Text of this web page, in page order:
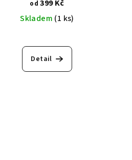
od 399 Kč
Skladem (1 ks)
Detail